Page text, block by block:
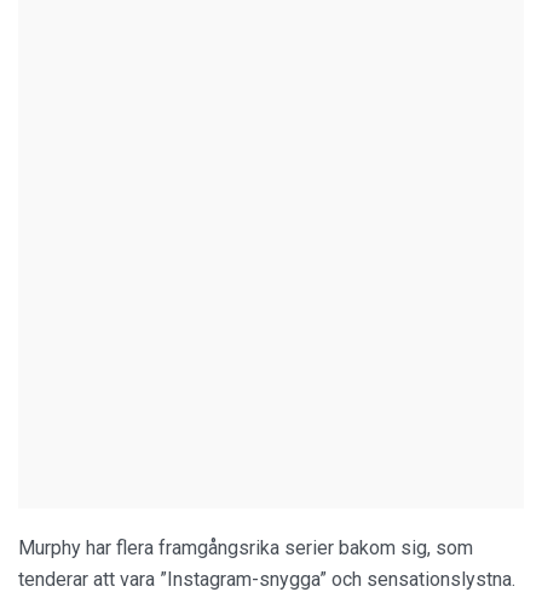
Murphy har flera framgångsrika serier bakom sig, som
tenderar att vara ”Instagram-snygga” och sensationslystna.